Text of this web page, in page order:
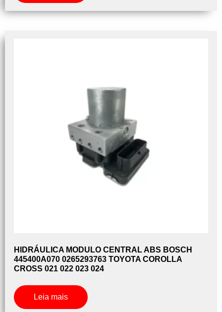
HIDRÁULICA MODULO CENTRAL ABS BOSCH
445400A070 0265293763 TOYOTA COROLLA
CROSS 021 022 023 024
Leia mais